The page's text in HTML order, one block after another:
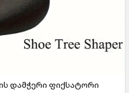
დამჭერი ფიქსატორი